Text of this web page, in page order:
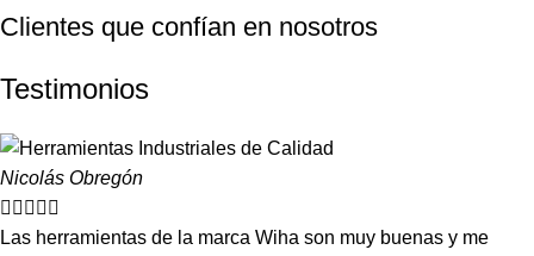
Clientes que confían en nosotros
Testimonios
Nicolás Obregón
    
Las herramientas de la marca Wiha son muy buenas y me